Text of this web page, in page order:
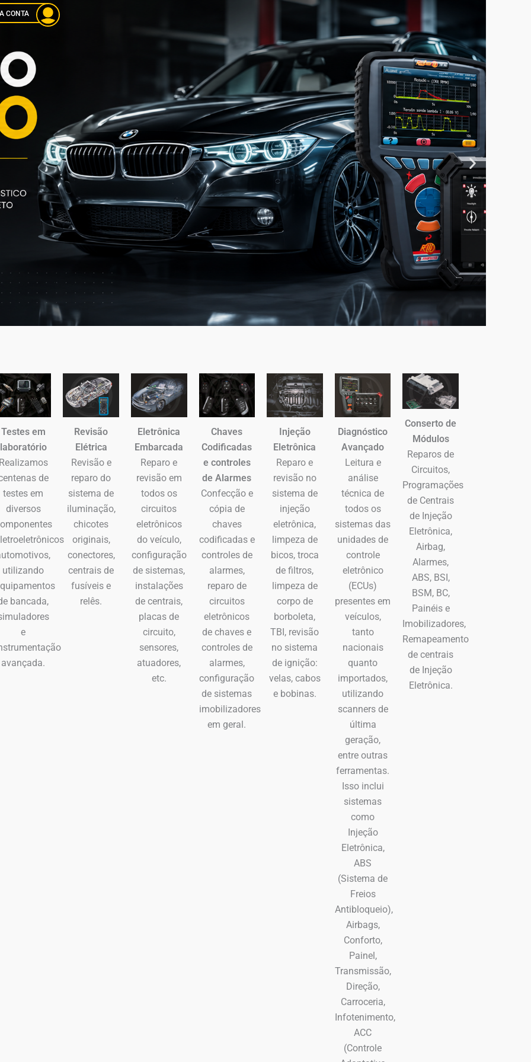
CONTA
Testes em
laboratório
de
testes em
diversos
utilizando
bancada,
e
avançada.
Revisão
Elétrica
Revisão e
reparo do
sistema de
iluminação,
chicotes
originais,
conectores,
centrais de
fusíveis e
relês.
Eletrônica
Embarcada
Reparo e
revisão em
todos os
circuitos
eletrônicos
do veículo,
configuração
de sistemas,
instalações
de centrais,
placas de
circuito,
sensores,
atuadores,
etc.
Chaves
Codificadas
e controles
de Alarmes
Confecção e
cópia de
chaves
codificadas e
controles de
alarmes,
reparo de
circuitos
eletrônicos
de chaves e
controles de
alarmes,
configuração
de sistemas
imobilizadores
em geral.
Injeção
Eletrônica
Reparo e
revisão no
sistema de
injeção
eletrônica,
limpeza de
bicos, troca
de filtros,
limpeza de
corpo de
borboleta,
TBI, revisão
no sistema
de ignição:
velas, cabos
e bobinas.
Diagnóstico
Avançado
Leitura e
análise
técnica de
todos os
sistemas das
unidades de
controle
eletrônico
(ECUs)
presentes em
veículos,
tanto
nacionais
quanto
importados,
utilizando
scanners de
última
geração,
entre outras
ferramentas.
Isso inclui
sistemas
como
Injeção
Eletrônica,
ABS
(Sistema de
Freios
Antibloqueio),
Airbags,
Conforto,
Painel,
Transmissão,
Direção,
Carroceria,
Infotenimento,
ACC
(Controle
Conserto de
Módulos
Reparos de
Circuitos,
Programações
de Centrais
de Injeção
Eletrônica,
Airbag,
Alarmes,
ABS, BSI,
BSM, BC,
Painéis e
Imobilizadores,
Remapeamento
de centrais
de Injeção
Eletrônica.